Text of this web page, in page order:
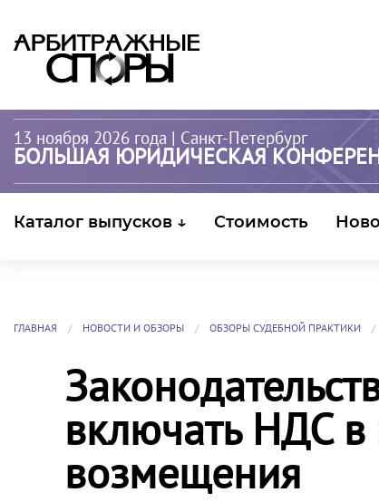
13 ноября 2026 года | Санкт-Петербург
БОЛЬШАЯ ЮРИДИЧЕСКАЯ
Каталог выпусков ↓ Стоимость
ГЛАВНАЯ НОВОСТИ И ОБЗОРЫ ОБЗОРЫ СУДЕБНОЙ ПРАКТИКИ
включать НДС в
возмещения